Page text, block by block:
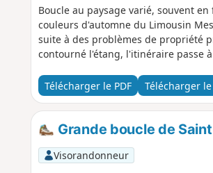
Boucle au paysage varié, souvent
couleurs d'automne du Limousin Message de la modération : randonnée modifiée le 11/05/2023
suite à des problèmes de propriété
contourné l'étang, l'itinéraire passe
Télécharger le PDF Télécharger le
Grande boucle de
Visorandonneur